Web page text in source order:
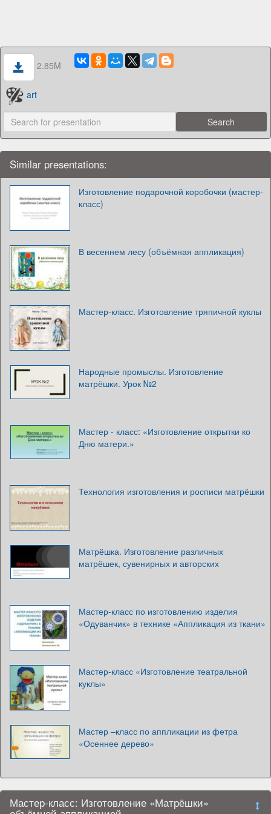
2.85M
art
Similar presentations:
Изготовление подарочной коробочки (мастер-
класс)
В весеннем лесу (объёмная аппликация)
Мастер-класс. Изготовление тряпичной куклы
Народные промыслы. Изготовление
матрёшки. Урок №2
Мастер - класс: «Изготовление открытки ко
Дню матери.»
Технология изготовления и росписи матрёшки
Матрёшка. Изготовление различных
матрёшек, сувенирных и авторских
Мастер-класс по изготовлению изделия
«Одуванчик» в технике «Аппликация из ткани»
Мастер-класс «Изготовление театральной
куклы»
Мастер –класс по аппликации из фетра
«Осеннее дерево»
Мастер-класс: Изготовление «Матрёшки»